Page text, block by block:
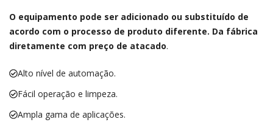
O equipamento pode ser adicionado ou substituído de
acordo com o processo de produto diferente. Da fábrica
diretamente com preço de atacado.
Alto nível de automação.
Fácil operação e limpeza.
Ampla gama de aplicações.